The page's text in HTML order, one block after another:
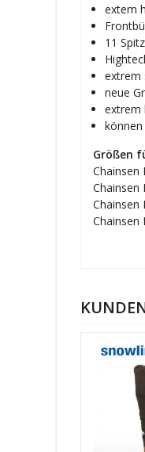
extem
11
extrem
neue
extrem
Größen